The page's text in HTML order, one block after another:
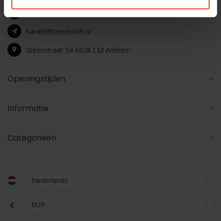
+31 26 4453541
harald@benderhifi.nl
Steenstraat 54 6828 CM Arnhem
Openingstijden
Informatie
Categorieën
€